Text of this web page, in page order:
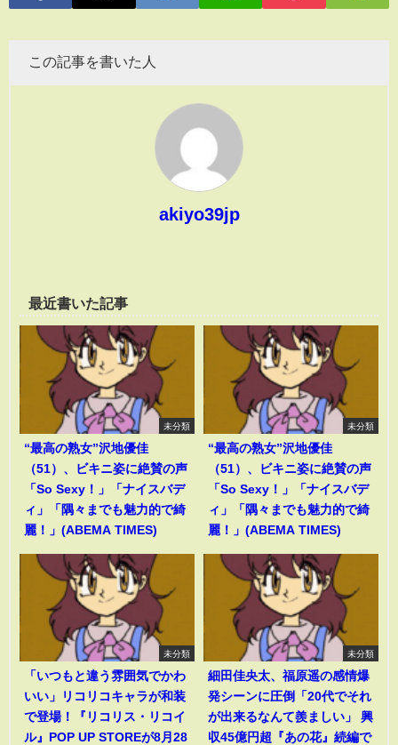
この記事を書いた人
akiyo39jp
最近書いた記事
未分類
“最高の熟女”沢地優佳
（51）、ビキニ姿に絶賛の声
「So Sexy！」「ナイスバデ
ィ」「隅々までも魅力的で綺
麗！」(ABEMA TIMES)
未分類
“最高の熟女”沢地優佳
（51）、ビキニ姿に絶賛の声
「So Sexy！」「ナイスバデ
ィ」「隅々までも魅力的で綺
麗！」(ABEMA TIMES)
未分類
「いつもと違う雰囲気でかわ
いい」リコリコキャラが和装
で登場！『リコリス・リコイ
ル』POP UP STOREが8月28
未分類
細田佳央太、福原遥の感情爆
発シーンに圧倒「20代でそれ
が出来るなんて羨ましい」 興
収45億円超『あの花』続編で